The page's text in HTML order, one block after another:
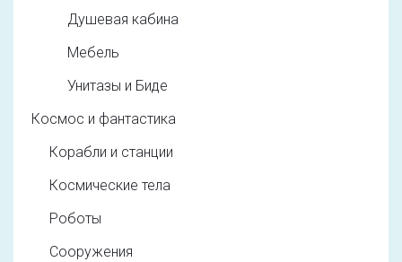
Душевая кабина
Мебель
Унитазы и Биде
Космос и фантастика
Корабли и станции
Космические тела
Роботы
Сооружения